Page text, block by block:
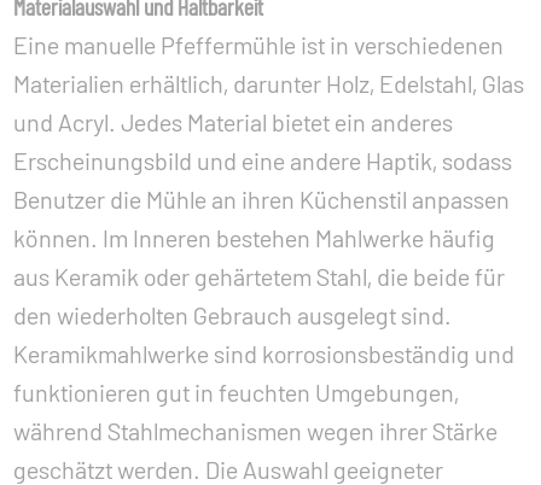
Materialauswahl und Haltbarkeit
Eine manuelle Pfeffermühle ist in verschiedenen
Materialien erhältlich, darunter Holz, Edelstahl, Glas
und Acryl. Jedes Material bietet ein anderes
Erscheinungsbild und eine andere Haptik, sodass
Benutzer die Mühle an ihren Küchenstil anpassen
können. Im Inneren bestehen Mahlwerke häufig
aus Keramik oder gehärtetem Stahl, die beide für
den wiederholten Gebrauch ausgelegt sind.
Keramikmahlwerke sind korrosionsbeständig und
funktionieren gut in feuchten Umgebungen,
während Stahlmechanismen wegen ihrer Stärke
geschätzt werden. Die Auswahl geeigneter